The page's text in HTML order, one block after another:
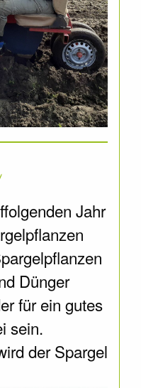
Jahr
Dünger
für ein gutes
sein.
der Spargel